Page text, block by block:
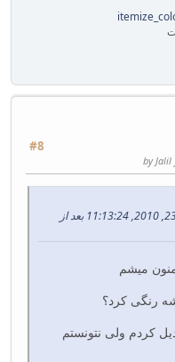
#8
نقل قول از: هادی صفی اقدم در جولای 23, 2010, 11:13:24 بعد از
میشم
کردم ولی نتونستم